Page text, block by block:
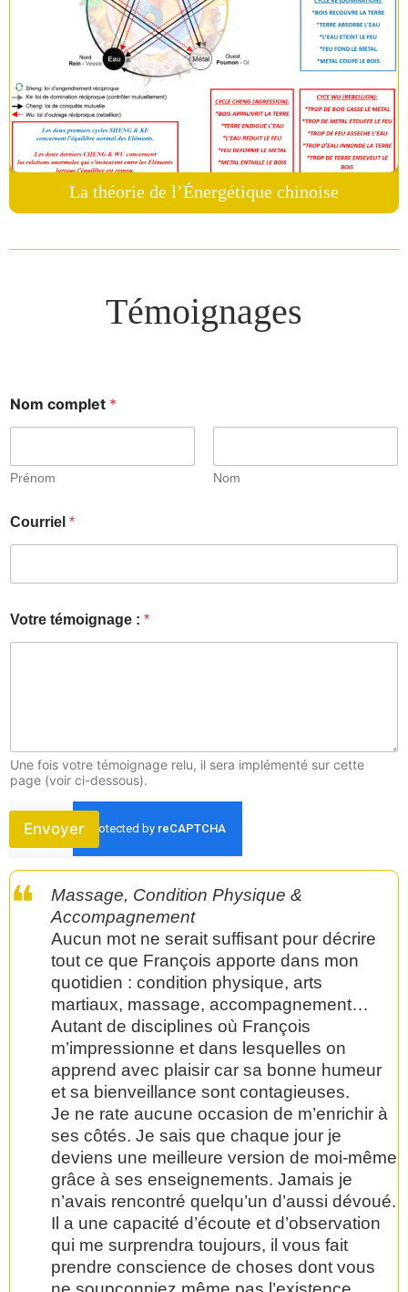
La théorie de l’Énergétique chinoise
Témoignages
Nom complet *
Prénom Nom
o
u
r
e
:
g
n
a
Courriel *
Votre témoignage : *
Une fois votre témoignage relu, il sera implémenté sur cette
page (voir ci-dessous).
Envoyer
Massage, Condition Physique &
Accompagnement
Aucun mot ne serait suffisant pour décrire
tout ce que François apporte dans mon
quotidien : condition physique, arts
martiaux, massage, accompagnement…
Autant de disciplines où François
m’impressionne et dans lesquelles on
apprend avec plaisir car sa bonne humeur
et sa bienveillance sont contagieuses.
Je ne rate aucune occasion de m’enrichir à
ses côtés. Je sais que chaque jour je
deviens une meilleure version de moi-même
grâce à ses enseignements. Jamais je
n’avais rencontré quelqu’un d’aussi dévoué.
Il a une capacité d’écoute et d’observation
qui me surprendra toujours, il vous fait
prendre conscience de choses dont vous